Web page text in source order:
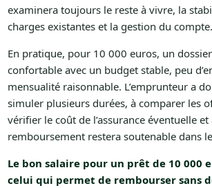
examinera toujours le reste à vivre, la
charges existantes et la gestion du compte.
En pratique, pour 10 000 euros, un
confortable avec un budget stable, peu
mensualité raisonnable. L’emprunteur a
simuler plusieurs durées, à comparer les
vérifier le coût de l’assurance éventuelle et
remboursement restera soutenable dans
Le bon salaire pour un prêt de 10 000
celui qui permet de rembourser sans